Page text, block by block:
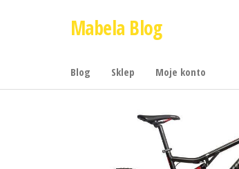
Mabela Blog
Blog Sklep Moje konto